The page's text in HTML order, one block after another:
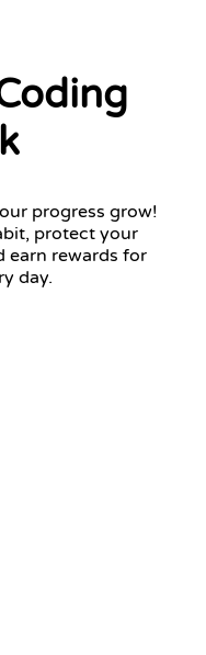
progress grow!
protect your
earn rewards for
day.